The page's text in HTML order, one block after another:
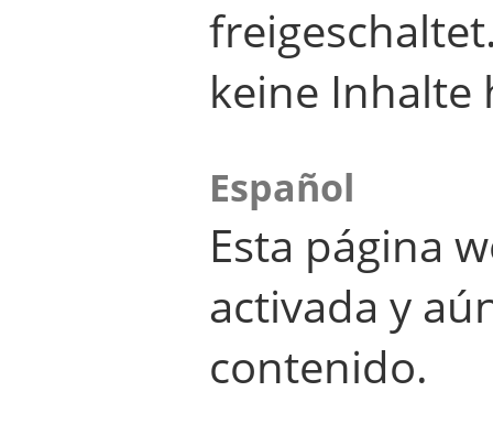
keine Inhalte
Español
Esta página
activada y
contenido.